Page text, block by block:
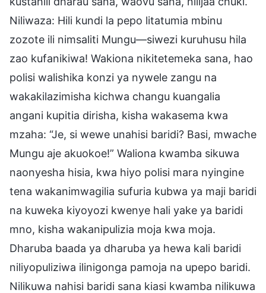
Niliwaza: Hili kundi la pepo litatumia mbinu
zozote ili nimsaliti Mungu—siwezi kuruhusu hila
zao kufanikiwa! Wakiona nikitetemeka sana, hao
polisi walishika konzi ya nywele zangu na
wakakilazimisha kichwa changu kuangalia
angani kupitia dirisha, kisha wakasema kwa
mzaha: “Je, si wewe unahisi baridi? Basi, mwache
Mungu aje akuokoe!” Waliona kwamba sikuwa
naonyesha hisia, kwa hiyo polisi mara nyingine
tena wakanimwagilia sufuria kubwa ya maji baridi
na kuweka kiyoyozi kwenye hali yake ya baridi
mno, kisha wakanipulizia moja kwa moja.
Dharuba baada ya dharuba ya hewa kali baridi
niliyopuliziwa ilinigonga pamoja na upepo baridi.
Nilikuwa nahisi baridi sana kiasi kwamba nilikuwa